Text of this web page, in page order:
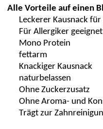
Alle Vorteile auf einen
Leckerer Kausnack für
Für Allergiker geeignet
Mono Protein
fettarm
Knackiger Kausnack
naturbelassen
Ohne Zuckerzusatz
Ohne Aroma- und
Trägt zur